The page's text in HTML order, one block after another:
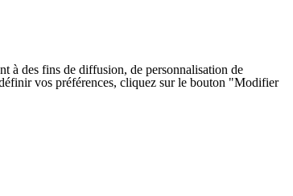
à des fins de diffusion, de personnalisation de
vos préférences, cliquez sur le bouton "Modifier